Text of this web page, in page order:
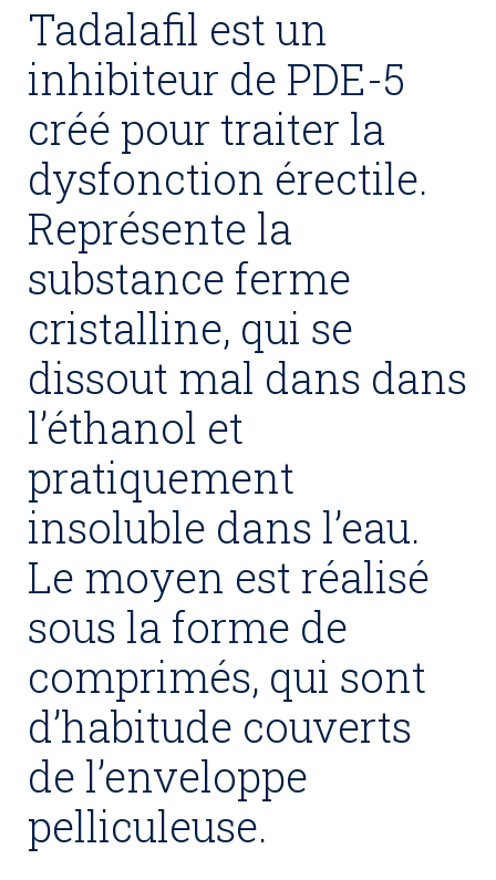
Tadalafil est un
inhibiteur de PDE-5
créé pour traiter la
dysfonction érectile.
Représente la
substance ferme
cristalline, qui se
dissout mal dans dans
l’éthanol et
pratiquement
insoluble dans l’eau.
Le moyen est réalisé
sous la forme de
comprimés, qui sont
d’habitude couverts
de l’enveloppe
pelliculeuse.